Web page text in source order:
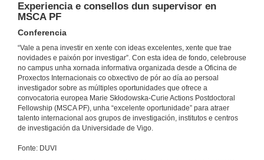
Experiencia e consellos dun supervisor en
MSCA PF
Conferencia
“Vale a pena investir en xente con ideas excelentes, xente que trae
novidades e paixón por investigar”. Con esta idea de fondo, celebrouse
no campus unha xornada informativa organizada desde a Oficina de
Proxectos Internacionais co obxectivo de pór ao día ao persoal
investigador sobre as múltiples oportunidades que ofrece a
convocatoria europea Marie Skłodowska-Curie Actions Postdoctoral
Fellowship (MSCA PF), unha “excelente oportunidade” para atraer
talento internacional aos grupos de investigación, institutos e centros
de investigación da Universidade de Vigo.
Fonte: DUVI
Benvida – Atraer talento global á UVigo
19 de xuño de 2025